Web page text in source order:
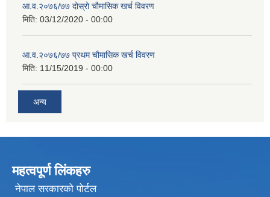
आ.व.२०७६/७७ दोस्रो चौमासिक खर्च विवरण
मिति: 03/12/2020 - 00:00
आ.व.२०७६/७७ प्रथम चौमासिक खर्च विवरण
मिति: 11/15/2019 - 00:00
अन्य
महत्वपूर्ण लिंकहरु
नेपाल सरकारको पोर्टल